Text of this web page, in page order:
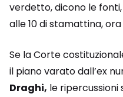
verdetto, dicono le
alle 10 di stamattina,
Se la Corte
il piano varato dall’ex
Draghi, le ripercussioni